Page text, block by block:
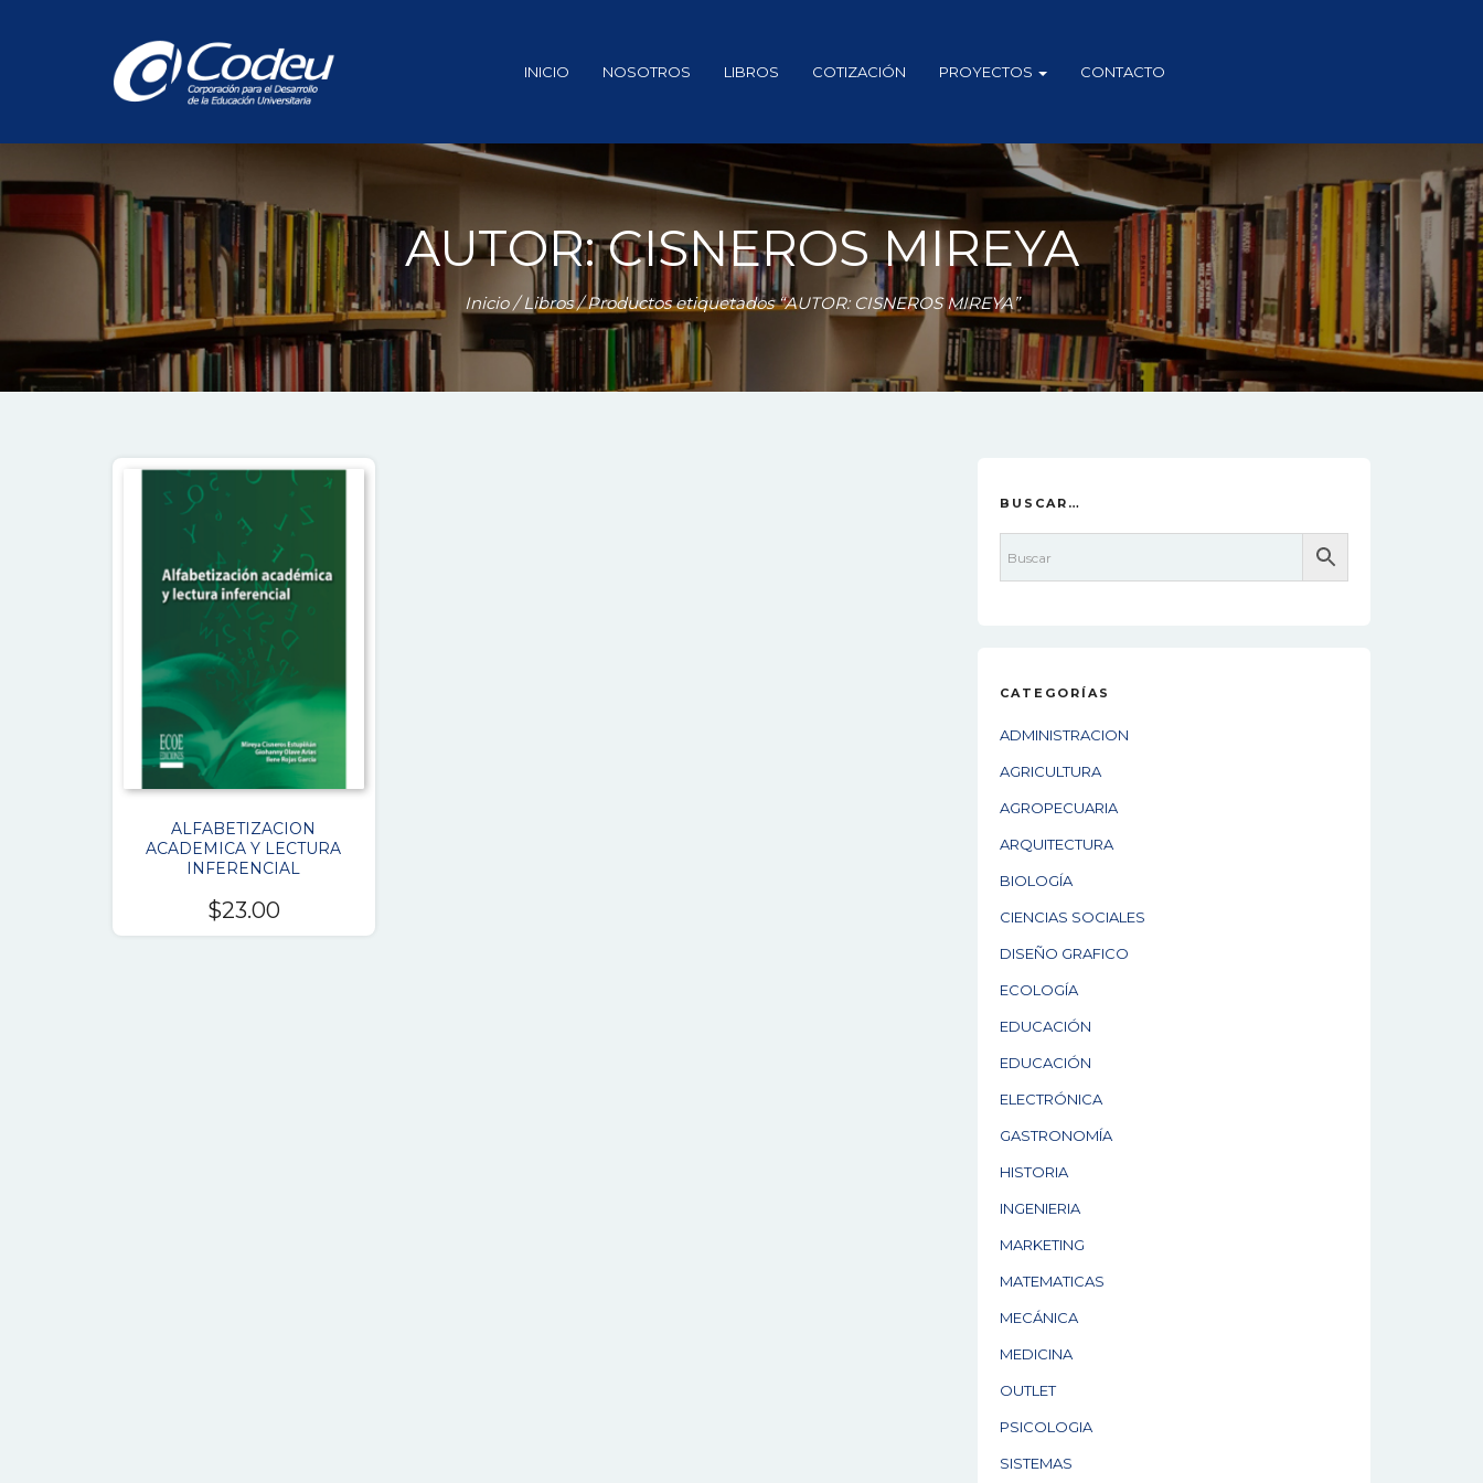
INICIO NOSOTROS LIBROS COTIZACIÓN PROYECTOS CONTACTO
AUTOR: CISNEROS MIREYA
Inicio/Libros/ Productos etiquetados “AUTOR: CISNEROS MIREYA”
ALFABETIZACION
ACADEMICA Y LECTURA
INFERENCIAL
$23.00
BUSCAR…
CATEGORÍAS
ADMINISTRACION
AGRICULTURA
AGROPECUARIA
ARQUITECTURA
BIOLOGÍA
CIENCIAS SOCIALES
DISEÑO GRAFICO
ECOLOGÍA
EDUCACIÓN
EDUCACIÓN
ELECTRÓNICA
GASTRONOMÍA
HISTORIA
INGENIERIA
MARKETING
MATEMATICAS
MECÁNICA
MEDICINA
OUTLET
PSICOLOGIA
SISTEMAS